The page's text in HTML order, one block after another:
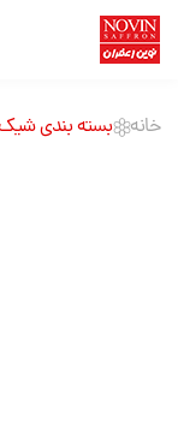
خانه بسته بندی شیک